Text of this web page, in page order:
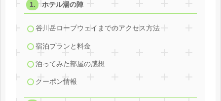
ホテル湯の陣
谷川岳ロープウェイまでのアクセス方法
宿泊プランと料金
泊ってみた部屋の感想
クーポン情報